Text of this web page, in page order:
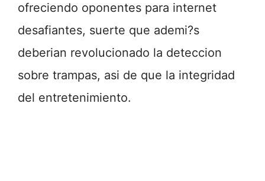
ofreciendo oponentes para internet
desafiantes, suerte que ademi?s
deberian revolucionado la deteccion
sobre trampas, asi de que la integridad
del entretenimiento.